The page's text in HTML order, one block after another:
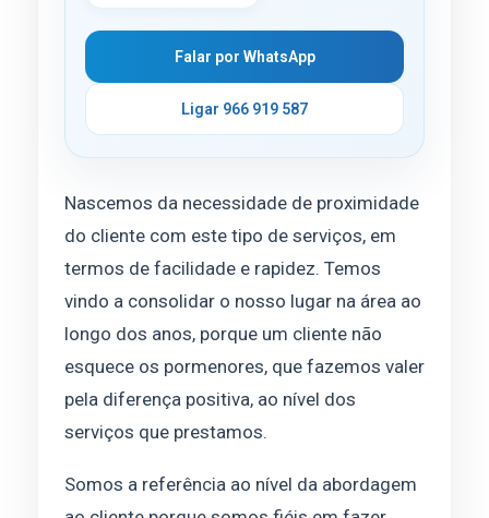
Falar por WhatsApp
Ligar 966 919 587
Nascemos da necessidade de proximidade
do cliente com este tipo de serviços, em
termos de facilidade e rapidez. Temos
vindo a consolidar o nosso lugar na área ao
longo dos anos, porque um cliente não
esquece os pormenores, que fazemos valer
pela diferença positiva, ao nível dos
serviços que prestamos.
Somos a referência ao nível da abordagem